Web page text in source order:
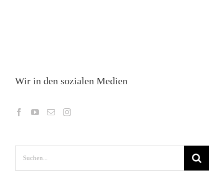
Wir in den sozialen Medien
Suche
nach: